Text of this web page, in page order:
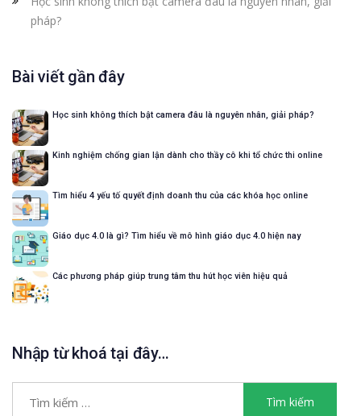
pháp?
Bài viết gần đây
Học sinh không thích bật camera đâu là nguyên nhân, giải pháp?
Kinh nghiệm chống gian lận dành cho thầy cô khi tổ chức thi online
Tìm hiểu 4 yếu tố quyết định doanh thu của các khóa học online
Giáo dục 4.0 là gì? Tìm hiểu về mô hình giáo dục 4.0 hiện nay
Các phương pháp giúp trung tâm thu hút học viên hiệu quả
Nhập từ khoá tại đây…